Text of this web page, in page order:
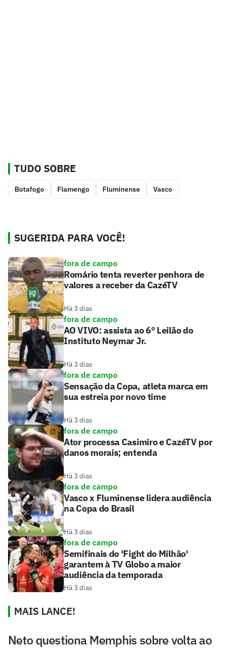
TUDO SOBRE
Botafogo Flamengo Fluminense Vasco
SUGERIDA PARA VOCÊ!
fora de campo
Romário tenta reverter penhora de
valores a receber da CazéTV
Há 3 dias
fora de campo
AO VIVO: assista ao 6º Leilão do
Instituto Neymar Jr.
Há 3 dias
fora de campo
Sensação da Copa, atleta marca em
sua estreia por novo time
Há 3 dias
fora de campo
Ator processa Casimiro e CazéTV por
danos morais; entenda
Há 3 dias
fora de campo
Vasco x Fluminense lidera audiência
na Copa do Brasil
Há 3 dias
fora de campo
Semifinais do 'Fight do Milhão'
garantem à TV Globo a maior
audiência da temporada
Há 3 dias
MAIS LANCE!
Neto questiona Memphis sobre volta ao